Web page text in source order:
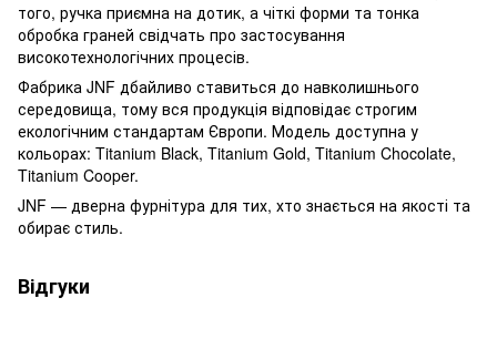
того, ручка приємна на дотик, а чіткі форми та тонка
обробка граней свідчать про застосування
високотехнологічних процесів.
Фабрика JNF дбайливо ставиться до навколишнього
середовища, тому вся продукція відповідає строгим
екологічним стандартам Європи. Модель доступна у
кольорах: Titanium Black, Titanium Gold, Titanium Chocolate,
Titanium Cooper.
JNF — дверна фурнітура для тих, хто знається на якості та
обирає стиль.
Відгуки